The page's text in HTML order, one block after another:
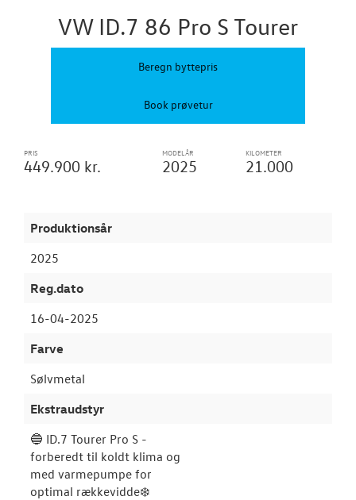
RESERVEDELE
VW ID.7 86 Pro S Tourer
Beregn byttepris
Book prøvetur
PRIS
449.900 kr.
MODELÅR
2025
KILOMETER
21.000
Produktionsår
2025
Reg.dato
16-04-2025
Farve
Sølvmetal
Ekstraudstyr
🔵 ID.7 Tourer Pro S -
forberedt til koldt klima og
med varmepumpe for
optimal rækkevidde❄️